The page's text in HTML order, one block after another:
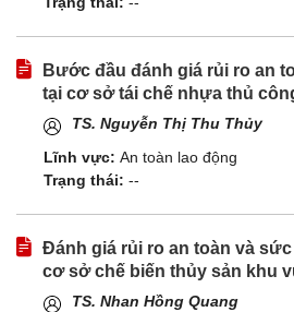
Bước đầu đánh giá rủi ro an
tại cơ sở tái chế nhựa thủ
TS. Nguyễn Thị Thu Thủy
Lĩnh vực: An toàn lao động
Trạng thái: --
Đánh giá rủi ro an toàn và
cơ sở chế biến thủy sản khu
TS. Nhan Hồng Quang